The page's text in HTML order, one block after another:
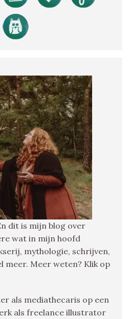
dit is mijn blog over
wat in mijn hoofd
mythologie, schrijven,
meer. Meer weten? Klik op
als mediathecaris op een
als freelance illustrator